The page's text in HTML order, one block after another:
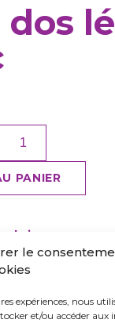
le
expériences, nous
et/ou accéder
dos
PANIER
avec cordelettes
Coins
cm (LxH)